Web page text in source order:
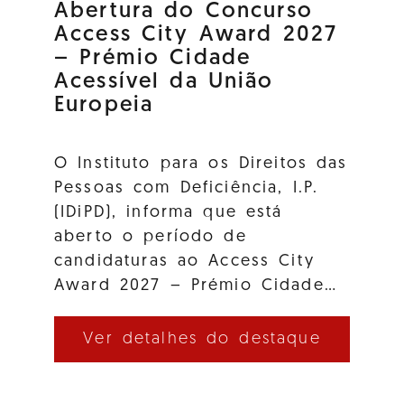
Abertura do Concurso
Access City Award 2027
– Prémio Cidade
Acessível da União
Europeia
O Instituto para os Direitos das
Pessoas com Deficiência, I.P.
(IDiPD), informa que está
aberto o período de
candidaturas ao Access City
Award 2027 – Prémio Cidade…
Ver detalhes do destaque